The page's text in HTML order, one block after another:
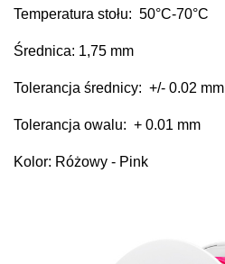
Temperatura stołu: 50°C-70°C
Średnica: 1,75 mm
Tolerancja średnicy: +/- 0.02 mm
Tolerancja owalu: + 0.01 mm
Kolor: Różowy - Pink